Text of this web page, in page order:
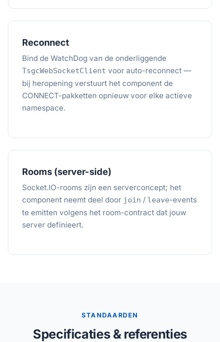
Reconnect
Bind de WatchDog van de onderliggende
TsgcWebSocketClient voor auto-reconnect —
bij heropening verstuurt het component de
CONNECT-pakketten opnieuw voor elke actieve
namespace.
Rooms (server-side)
Socket.IO-rooms zijn een serverconcept; het
component neemt deel door join / leave-events
te emitten volgens het room-contract dat jouw
server definieert.
STANDAARDEN
Specificaties & referenties